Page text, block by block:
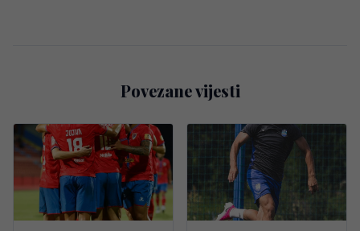
Povezane vijesti